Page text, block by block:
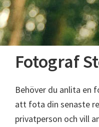
Fotograf
Behöver du anlita en
att fota din senaste
privatperson och vill